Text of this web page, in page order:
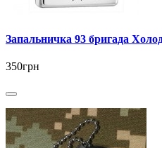
Запальничка 93 бригада
350грн